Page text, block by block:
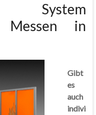
System
Messen in
Gibt
es
auch
indivi